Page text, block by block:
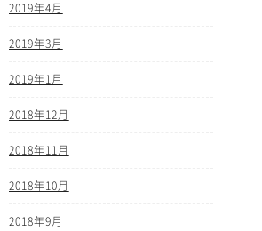
2019年4月
2019年3月
2019年1月
2018年12月
2018年11月
2018年10月
2018年9月